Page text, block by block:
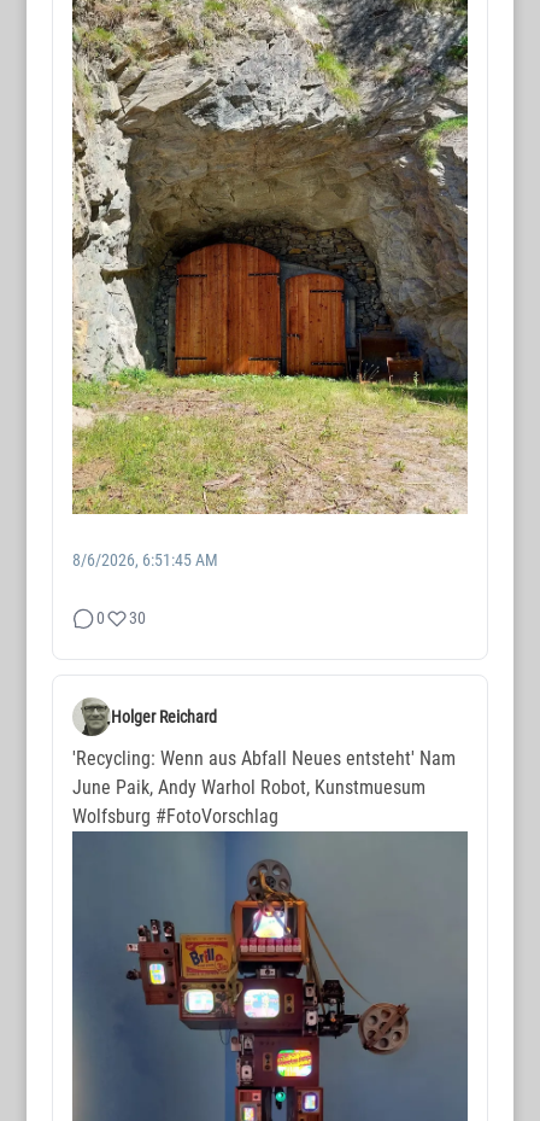
8/6/2026, 6:51:45 AM
0 30
Holger Reichard
'Recycling: Wenn aus Abfall Neues entsteht' Nam
June Paik, Andy Warhol Robot, Kunstmuesum
Wolfsburg #FotoVorschlag